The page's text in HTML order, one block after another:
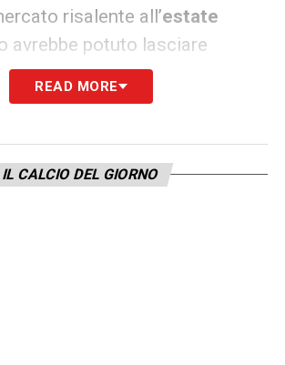
risalente all’estate
avrebbe potuto lasciare
Juventus. Anche il club mi
che mi voleva bene, maper
READ MORE
IL CALCIO DEL GIORNO